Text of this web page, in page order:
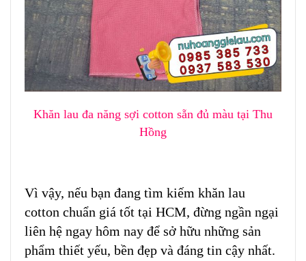
Khăn lau đa năng sợi cotton sẵn đủ màu tại Thu
Hồng
Vì vậy, nếu bạn đang tìm kiếm khăn lau
cotton chuẩn giá tốt tại HCM, đừng ngần ngại
liên hệ ngay hôm nay để sở hữu những sản
phẩm thiết yếu, bền đẹp và đáng tin cậy nhất.